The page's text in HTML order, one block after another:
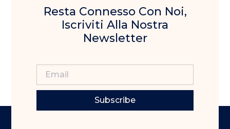
Resta Connesso Con Noi,
Iscriviti Alla Nostra
Newsletter
Subscribe